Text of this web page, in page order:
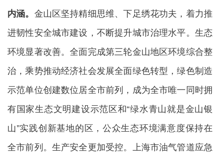
内涵。 金山区坚持精细思维、下足绣花功夫，着力推
进韧性安全城市建设，不断提升城市治理水平。生态
环境显著改善。全面完成第三轮金山地区环境综合整
治，乘势推动经济社会发展全面绿色转型，绿色制造
示范单位创建数位居全市前列，成为全市唯一同时拥
有国家生态文明建设示范区和“绿水青山就是金山银
山”实践创新基地的区，公众生态环境满意度保持在
全市前列。生产安全更加受控。上海市油气管道应急